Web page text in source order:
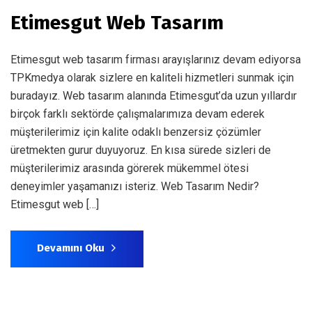
Etimesgut Web Tasarım
Etimesgut web tasarım firması arayışlarınız devam ediyorsa
TPKmedya olarak sizlere en kaliteli hizmetleri sunmak için
buradayız. Web tasarım alanında Etimesgut’da uzun yıllardır
birçok farklı sektörde çalışmalarımıza devam ederek
müşterilerimiz için kalite odaklı benzersiz çözümler
üretmekten gurur duyuyoruz. En kısa sürede sizleri de
müşterilerimiz arasında görerek mükemmel ötesi
deneyimler yaşamanızı isteriz. Web Tasarım Nedir?
Etimesgut web […]
Devamını Oku